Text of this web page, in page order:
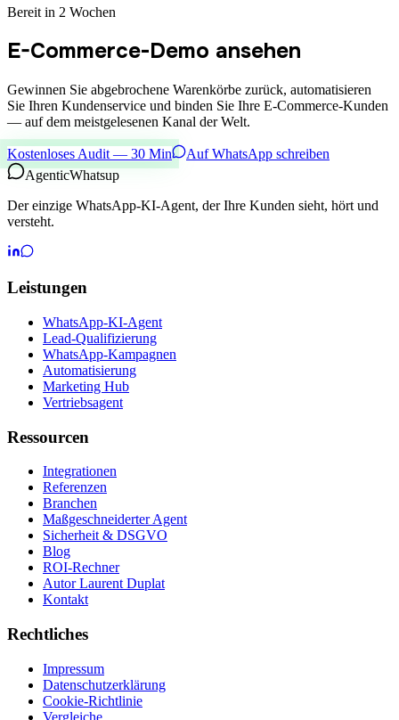
Bereit in 2 Wochen
E-Commerce-Demo ansehen
Gewinnen Sie abgebrochene Warenkörbe zurück, automatisieren
Sie Ihren Kundenservice und binden Sie Ihre E-Commerce-Kunden
— auf dem meistgelesenen Kanal der Welt.
Kostenloses Audit — 30 Min
Auf WhatsApp schreiben
AgenticWhatsup
Der einzige WhatsApp-KI-Agent, der Ihre Kunden sieht, hört und
versteht.
Leistungen
WhatsApp-KI-Agent
Lead-Qualifizierung
WhatsApp-Kampagnen
Automatisierung
Marketing Hub
Vertriebsagent
Ressourcen
Integrationen
Referenzen
Branchen
Maßgeschneiderter Agent
Sicherheit & DSGVO
Blog
ROI-Rechner
Autor Laurent Duplat
Kontakt
Rechtliches
Impressum
Datenschutzerklärung
Cookie-Richtlinie
Vergleiche